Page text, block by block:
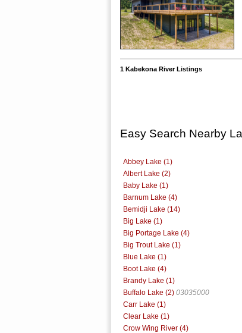
1 Kabekona River Listings
Easy Search Nearby
Abbey Lake (1)
Albert Lake (2)
Baby Lake (1)
Barnum Lake (4)
Bemidji Lake (14)
Big Lake (1)
Big Portage Lake (4)
Big Trout Lake (1)
Blue Lake (1)
Boot Lake (4)
Brandy Lake (1)
Buffalo Lake (2) 03035000
Carr Lake (1)
Clear Lake (1)
Crow Wing River (4)